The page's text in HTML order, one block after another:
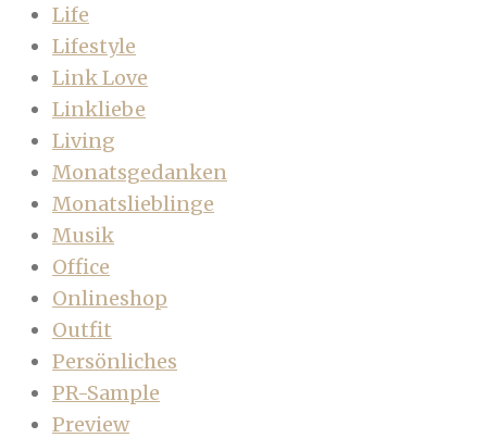
Life
Lifestyle
Link Love
Linkliebe
Living
Monatsgedanken
Monatslieblinge
Musik
Office
Onlineshop
Outfit
Persönliches
PR-Sample
Preview